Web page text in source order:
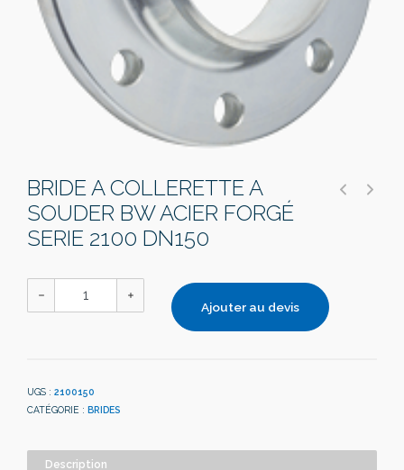
BRIDE A COLLERETTE A
SOUDER BW ACIER FORGÉ
SERIE 2100 DN150
Ajouter au devis
UGS : 2100150
CATÉGORIE : BRIDES
Description